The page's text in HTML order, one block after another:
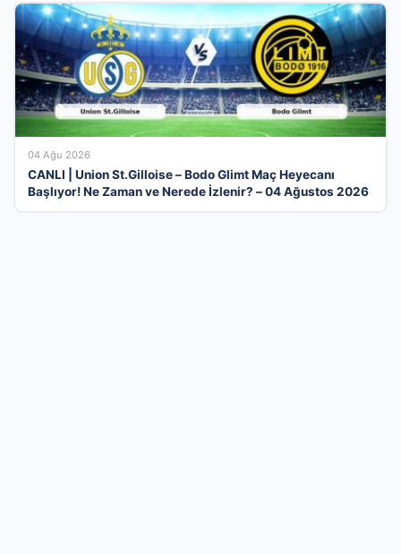
04 Ağu 2026
CANLI | Union St.Gilloise – Bodo Glimt Maç Heyecanı
Başlıyor! Ne Zaman ve Nerede İzlenir? – 04 Ağustos 2026